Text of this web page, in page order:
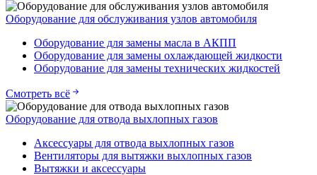
Оборудование для обслуживания узлов автомобиля
Оборудование для замены масла в АКПП
Оборудование для замены охлаждающей жидкости
Оборудование для замены технических жидкостей
Смотреть всё
Оборудование для отвода выхлопных газов
Аксессуары для отвода выхлопных газов
Вентиляторы для вытяжки выхлопных газов
Вытяжки и аксессуары